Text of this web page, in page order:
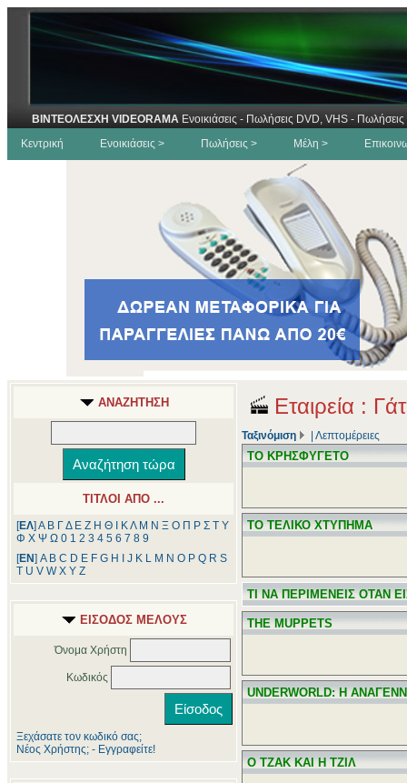
ΒΙΝΤΕΟΛΕΣΧΗ VIDEORAMA Ενοικιάσεις - Πωλήσεις DVD, VHS -
Κεντρική
Ενοικιάσεις > Πωλήσεις > Μέλη >
ΑΝΑΖΗΤΗΣΗ
ΤΙΤΛΟΙ ΑΠΟ ...
[ΕΛ] Α Β ΓΔ Ε Ζ Η Θ ΚΛ Μ Ν Ξ Ο Π Ρ Σ Τ Υ
Φ Χ Ψ Ω 0 1 2 3 4 5 6 7 8 9
[ΕΝ] A B C D E F G H J K L M N O P Q R S
T U V W X Y Z
ΕΙΣΟΔΟΣ ΜΕΛΟΥΣ
Όνομα Χρήστη
Κωδικός
Ξεχάσατε τον κωδικό σας;
Νέος Χρήστης; - Εγγραφείτε!
Εταιρεία :
Ταξινόμιση Λεπτομέρειες
ΤΟ ΚΡΗΣΦΥΓΕΤΟ
ΤΟ ΤΕΛΙΚΟ ΧΤΥΠΗΜΑ
ΤΙ ΝΑ ΠΕΡΙΜΕΝΕΙΣ ΟΤΑΝ
THE MUPPETS
UNDERWORLD: Η
Ο ΤΖΑΚ ΚΑΙ Η ΤΖΙΛ